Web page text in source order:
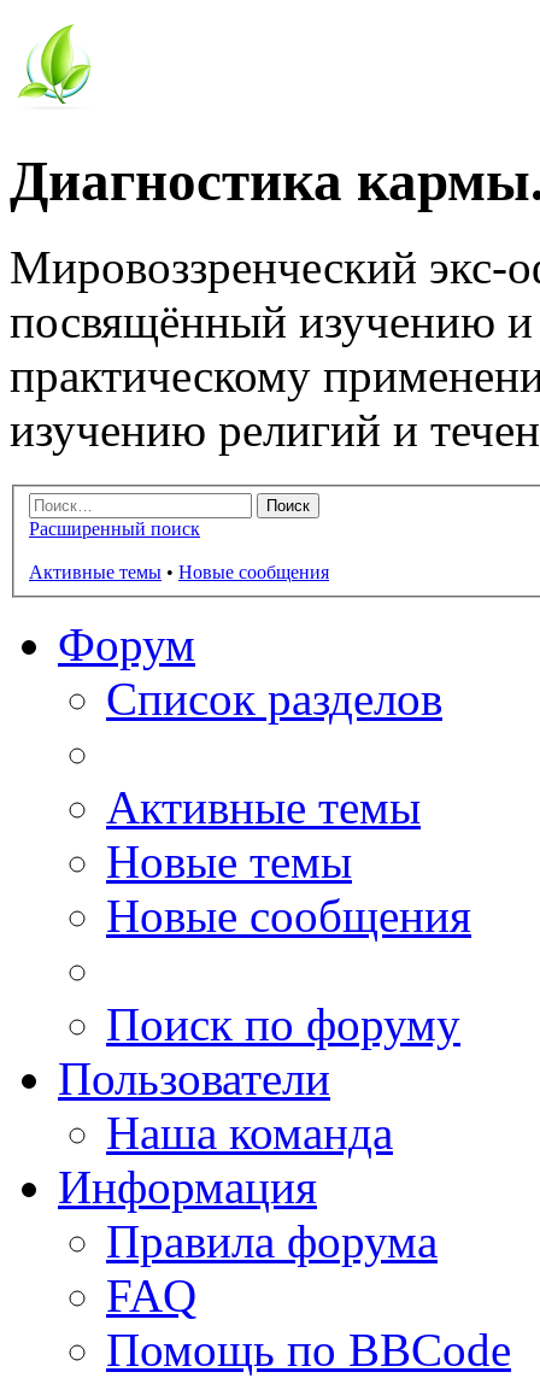
Диагностика
Мировоззренческий
посвящённый изучению
практическому
изучению религий и
Расширенный поиск
Активные темы • Новые сообщения
Форум
Список разделов
Активные темы
Новые темы
Новые сообщения
Поиск по форуму
Пользователи
Наша команда
Информация
Правила форума
FAQ
Помощь по BBCode